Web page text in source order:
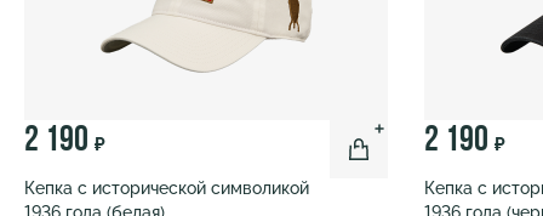
2 190 ₽
Кепка с исторической символикой
2 190 ₽
Кепка с